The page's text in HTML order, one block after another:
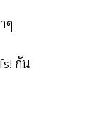
ๆ
กัน